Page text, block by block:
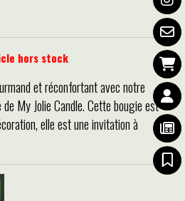
hors stock
et réconfortant avec notre
My Jolie Candle. Cette bougie est
elle est une invitation à